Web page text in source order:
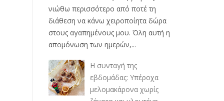
νιώθω περισσότερο από ποτέ τη
διάθεση να κάνω χειροποίητα δώρα
στους αγαπημένους μου. Όλη αυτή η
απομόνωση των ημερών,...
Η συνταγή της
εβδομάδας: Υπέροχα
μελομακάρονα χωρίς